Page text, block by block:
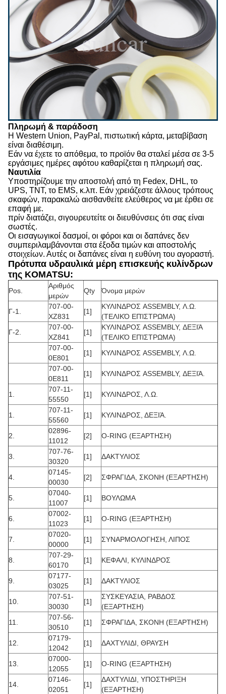
Πληρωμή & παράδοση
Η Western Union, PayPal, πιστωτική κάρτα, μεταβίβαση
είναι διαθέσιμη.
Εάν να έχετε το απόθεμα, το προϊόν θα σταλεί μέσα σε 3-5
εργάσιμες ημέρες αφότου καθαρίζεται η πληρωμή σας.
Ναυτιλία
Υποστηρίζουμε την αποστολή από τη Fedex, DHL, το
UPS, TNT, το EMS, κ.λπ. Εάν χρειάζεστε άλλους τρόπους
σκαφών, παρακαλώ αισθανθείτε ελεύθερος να με έρθει σε
επαφή με.
πρίν διατάζει, σιγουρευτείτε οι διευθύνσεις ότι σας είναι
σωστές.
Οι εισαγωγικοί δασμοί, οι φόροι και οι δαπάνες δεν
συμπεριλαμβάνονται στα έξοδα τιμών και αποστολής
στοιχείων. Αυτές οι δαπάνες είναι η ευθύνη του αγοραστή.
Πρότυπα υδραυλικά μέρη επισκευής κυλίνδρων
της KOMATSU:
Pos.
Αριθμός
μερών
Qty Όνομα μερών
Γ-1.
707-00-
XZ831
[1]
ΚΥΛΙΝΔΡΟΣ ASSEMBLY, Λ.Ω.
(ΤΕΛΙΚΌ ΕΠΊΣΤΡΩΜΑ)
Γ-2.
707-00-
XZ841
[1]
ΚΥΛΙΝΔΡΟΣ ASSEMBLY, ΔΕΞΙΆ
(ΤΕΛΙΚΌ ΕΠΊΣΤΡΩΜΑ)
707-00-
0E801
[1]
ΚΥΛΙΝΔΡΟΣ ASSEMBLY, Λ.Ω.
707-00-
0E811
[1] ΚΥΛΙΝΔΡΟΣ ASSEMBLY, ΔΕΞΙΆ.
1.
707-11-
55550
[1] ΚΥΛΙΝΔΡΟΣ, Λ.Ω.
1.
707-11-
55560
[1] ΚΥΛΙΝΔΡΟΣ, ΔΕΞΙΆ.
2.
02896-
11012
[2] O-RING (ΕΞΑΡΤΗΣΗ)
3.
707-76-
30320
[1] ΔΑΚΤΥΛΙΟΣ
4.
07145-
00030
[2] ΣΦΡΑΓΙΔΑ, ΣΚΟΝΗ (ΕΞΑΡΤΗΣΗ)
5.
07040-
11007
[1] ΒΟΥΛΩΜΑ
6.
07002-
11023
[1] O-RING (ΕΞΑΡΤΗΣΗ)
7.
07020-
00000
[1] ΣΥΝΑΡΜΟΛΟΓΗΣΗ, ΛΙΠΟΣ
8.
707-29-
60170
[1] ΚΕΦΑΛΙ, ΚΥΛΙΝΔΡΟΣ
9.
07177-
03025
[1] ΔΑΚΤΥΛΙΟΣ
10.
707-51-
30030
[1]
ΣΥΣΚΕΥΑΣΙΑ, ΡΑΒΔΟΣ
(ΕΞΑΡΤΗΣΗ)
11.
707-56-
30510
[1] ΣΦΡΑΓΙΔΑ, ΣΚΟΝΗ (ΕΞΑΡΤΗΣΗ)
12.
07179-
12042
[1] ΔΑΧΤΥΛΙΔΙ, ΘΡΑΥΣΗ
13.
07000-
12055
[1] O-RING (ΕΞΑΡΤΗΣΗ)
14.
07146-
02051
[1]
ΔΑΧΤΥΛΙΔΙ, ΥΠΟΣΤΗΡΙΞΗ
(ΕΞΑΡΤΗΣΗ)